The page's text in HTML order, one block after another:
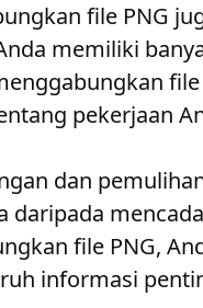
file PNG
memiliki
file
pekerjaan
dan
daripada
file PNG,
informasi